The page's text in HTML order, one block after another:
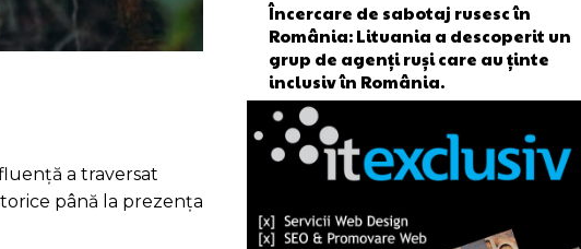
a traversat
până la prezența
Încercare de sabotaj rusesc în
România: Lituania a descoperit un
grup de agenți ruși care au ținte
inclusiv în România.